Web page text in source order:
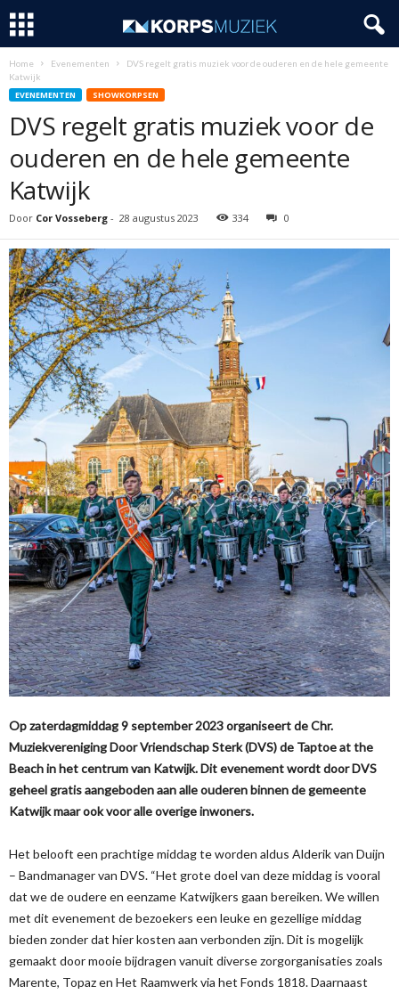
Home Evenementen
DVS regelt gratis muziek voor de ouderen en de hele gemeente
Katwijk
EVENEMENTEN SHOWKORPSEN
DVS regelt gratis muziek voor de
ouderen en de hele gemeente
Katwijk
Door Cor Vosseberg - 28 augustus 2023 334 0
Op zaterdagmiddag 9 september 2023 organiseert de Chr.
Muziekvereniging Door Vriendschap Sterk (DVS) de Taptoe at the
Beach in het centrum van Katwijk. Dit evenement wordt door DVS
geheel gratis aangeboden aan alle ouderen binnen de gemeente
Katwijk maar ook voor alle overige inwoners.
Het belooft een prachtige middag te worden aldus Alderik van Duijn
– Bandmanager van DVS. “Het grote doel van deze middag is vooral
dat we de oudere en eenzame Katwijkers gaan bereiken. We willen
met dit evenement de bezoekers een leuke en gezellige middag
bieden zonder dat hier kosten aan verbonden zijn. Dit is mogelijk
gemaakt door mooie bijdragen vanuit diverse zorgorganisaties zoals
Marente, Topaz en Het Raamwerk via het Fonds 1818. Daarnaast